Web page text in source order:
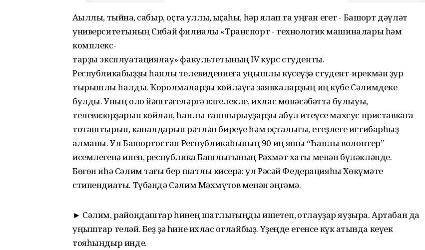
Аҡыллы, тыйнаҡ, сабыр, оҫта ҡуллы, ҡыҫҡаһы, һәр яҡлап та уңған егет - Башҡорт дәүләт
университетының Сибай филиалы «Транспорт - технологик машиналары һәм
комплекс-
тарҙы эксплуатациялау» факультетының IV курс студенты.
Республикабыҙҙы һанлы телевидениеға уңышлы күсеүҙә студент-ирекмән ҙур
тырышлыҡ һалды. Ҡоролмаларҙы көйләүгә заявкаларҙың иң күбе Сәлимдеке
булды. Уның оло йәштәгеләргә изгелекле, ихлас мөнәсәбәттә булыуы,
телевизорҙарын көйләп, һанлы тапшырыуҙарҙы ҡабул итеүсе махсус приставкаға
тоташтырып, каналдарын рәтләп биреүе һәм оҫталығы, етеҙлеге иғтибарһыҙ
ҡалманы. Ул Башҡортостан Республикаһының 90 иң яҡшы “Һанлы волонтер”
исемлегенә инеп, республика Башлығының Рәхмәт хаты менән бүләкләнде.
Бөгөн иһә Сәлим тағы бер шатлыҡ кисерә: ул Рәсәй Федерацияһы Хөкүмәте
стипендиаты. Түбәндә Сәлим Мәхмүтов менән әңгәмә.
► Сәлим, райондаштар һинең шатлығыңды ишетеп, ҡотлауҙар яуҙыра. Артабан да
уңыштар теләй. Беҙ ҙә һине ихлас ҡотлайбыҙ. Үҙеңде етенсе күк ҡатында кеүек
тояһыңдыр инде.